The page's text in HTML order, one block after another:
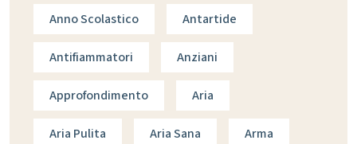
Anno Scolastico Antartide
Antifiammatori Anziani
Approfondimento Aria
Aria Pulita Aria Sana Arma